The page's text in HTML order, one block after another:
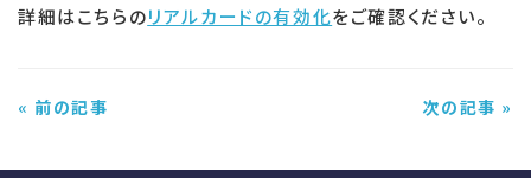
詳細はこちらのリアルカードの有効化をご確認ください。
« 前の記事 次の記事 »